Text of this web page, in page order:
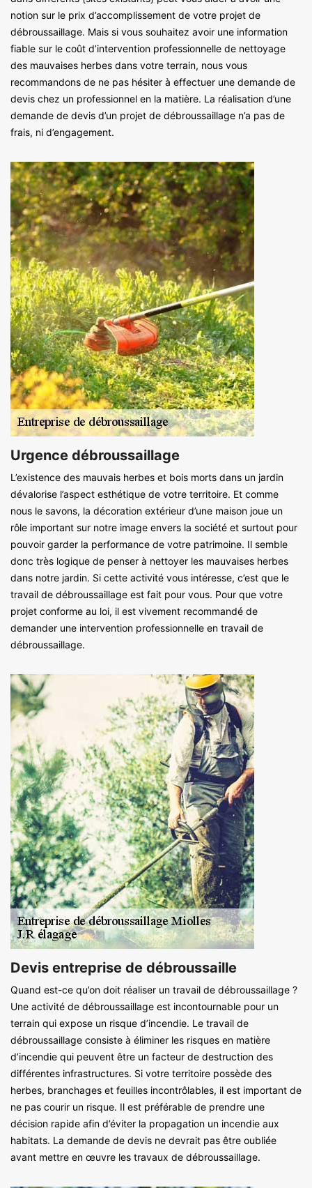
notion sur le prix d’accomplissement de votre projet de
débroussaillage. Mais si vous souhaitez avoir une information
fiable sur le coût d’intervention professionnelle de nettoyage
des mauvaises herbes dans votre terrain, nous vous
recommandons de ne pas hésiter à effectuer une demande de
devis chez un professionnel en la matière. La réalisation d’une
demande de devis d’un projet de débroussaillage n’a pas de
frais, ni d’engagement.
Urgence débroussaillage
L’existence des mauvais herbes et bois morts dans un jardin
dévalorise l’aspect esthétique de votre territoire. Et comme
nous le savons, la décoration extérieur d’une maison joue un
rôle important sur notre image envers la société et surtout pour
pouvoir garder la performance de votre patrimoine. Il semble
donc très logique de penser à nettoyer les mauvaises herbes
dans notre jardin. Si cette activité vous intéresse, c’est que le
travail de débroussaillage est fait pour vous. Pour que votre
projet conforme au loi, il est vivement recommandé de
demander une intervention professionnelle en travail de
débroussaillage.
Devis entreprise de débroussaille
Quand est-ce qu’on doit réaliser un travail de débroussaillage ?
Une activité de débroussaillage est incontournable pour un
terrain qui expose un risque d’incendie. Le travail de
débroussaillage consiste à éliminer les risques en matière
d’incendie qui peuvent être un facteur de destruction des
différentes infrastructures. Si votre territoire possède des
herbes, branchages et feuilles incontrôlables, il est important de
ne pas courir un risque. Il est préférable de prendre une
décision rapide afin d’éviter la propagation un incendie aux
habitats. La demande de devis ne devrait pas être oubliée
avant mettre en œuvre les travaux de débroussaillage.